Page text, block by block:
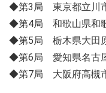
◆第3局 東京都立川
◆第4局 和歌山県和
◆第5局 栃木県大田
◆第6局 愛知県名古
◆第7局 大阪府高槻